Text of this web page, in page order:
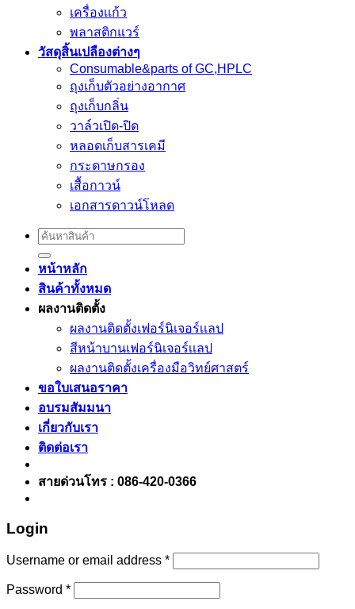
เครื่องเเก้ว
พลาสติกแวร์
วัสดุสิ้นเปลืองต่างๆ
Consumable&parts of GC,HPLC
ถุงเก็บตัวอย่างอากาศ
ถุงเก็บกลิ่น
วาล์วเปิด-ปิด
หลอดเก็บสารเคมี
กระดาษกรอง
เสื้อกาวน์
เอกสารดาวน์โหลด
Search
for:
หน้าหลัก
สินค้าทั้งหมด
ผลงานติดตั้ง
ผลงานติดตั้งเฟอร์นิเจอร์เเลป
สีหน้าบานเฟอร์นิเจอร์เเลป
ผลงานติดตั้งเครื่องมือวิทย์ศาสตร์
ขอใบเสนอราคา
อบรมสัมมนา
เกี่ยวกับเรา
ติดต่อเรา
สายด่วนโทร : 086-420-0366
Login
Username or email address *
Password *